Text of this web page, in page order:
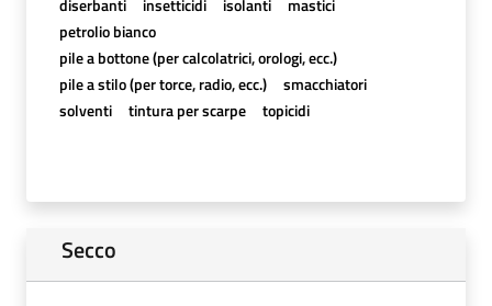
petrolio bianco
pile a bottone (per calcolatrici, orologi, ecc.)
pile a stilo (per torce, radio, ecc.)
smacchiatori
solventi
tintura per scarpe topicidi
Secco